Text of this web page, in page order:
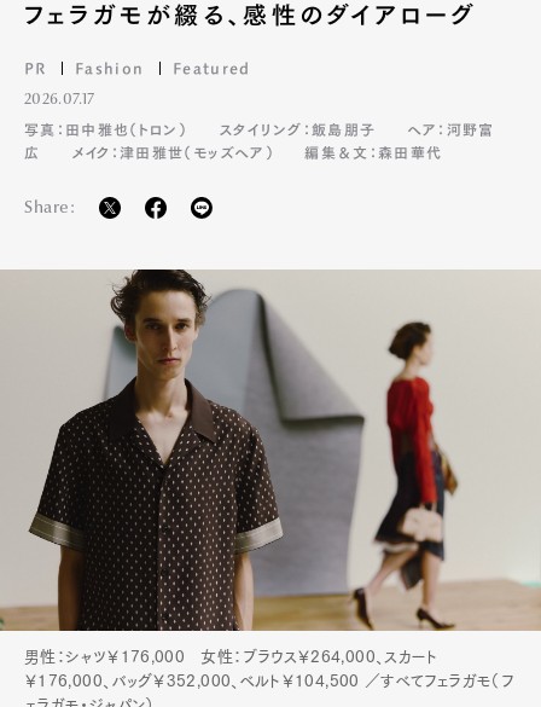
フェラガモが綴る、感性のダイアローグ
PR Fashion Featured
2026.07.17
写真：田中雅也（トロン）
スタイリング：飯島朋子
ヘア：河野富
広
メイク：津田雅世（モッズヘア） 編集＆文：森田華代
Share:
男性：シャツ￥176,000 女性：ブラウス￥264,000、スカート
￥176,000、バッグ￥352,000、ベルト￥104,500 ／すべてフェラガモ（フ